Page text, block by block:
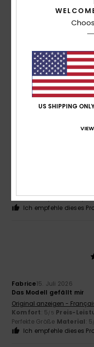
Original anzeigen -
Komfort: 5/5 Preis-
Perfekte GrößeMaterial: 5
Ich empfehle dieses
Material: 5 Farbe: 5
Ich empfehle dieses
Fabrice15. Juli 2026
Das Modell gefällt mir
Original anzeigen -
Komfort: 5/5 Preis-
Perfekte Größe Material: 5
Ich empfehle dieses
US SHIPPING